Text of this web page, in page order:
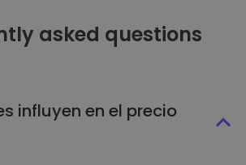
asked questions
influyen en el precio